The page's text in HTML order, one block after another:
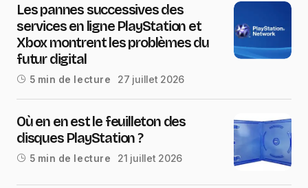
Les pannes successives des
services en ligne PlayStation et
Xbox montrent les problèmes du
futur digital
5 min de lecture 27 juillet 2026
Où en en est le feuilleton des
disques PlayStation ?
5 min de lecture 21 juillet 2026